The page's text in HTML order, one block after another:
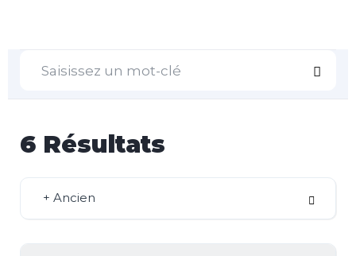
6 Résultats
+ Ancien